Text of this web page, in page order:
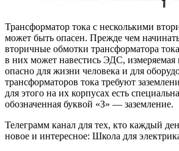
Трансформатор тока с несколькими
может быть опасен. Прежде чем
вторичные обмотки трансформатора
в них может навестись ЭДС, измеряемая
опасно для жизни человека и для
трансформаторов тока требуют
для этого на их корпусах есть
обозначенная буквой «З» — заземление.
Телеграмм канал для тех, кто каждый
новое и интересное: Школа для